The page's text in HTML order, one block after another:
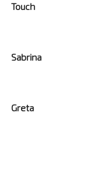
Touch
Sabrina
Greta